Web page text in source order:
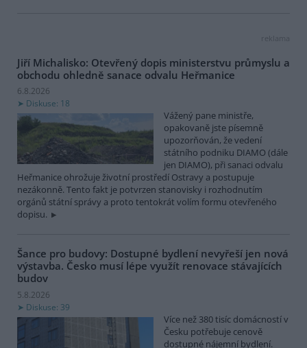
reklama
Jiří Michalisko: Otevřený dopis ministerstvu průmyslu a
obchodu ohledně sanace odvalu Heřmanice
6.8.2026
Diskuse: 18
Vážený pane ministře,
opakovaně jste písemně
upozorňován, že vedení
státního podniku DIAMO (dále
jen DIAMO), při sanaci odvalu
Heřmanice ohrožuje životní prostředí Ostravy a postupuje
nezákonně. Tento fakt je potvrzen stanovisky i rozhodnutím
orgánů státní správy a proto tentokrát volím formu otevřeného
dopisu.
Šance pro budovy: Dostupné bydlení nevyřeší jen nová
výstavba. Česko musí lépe využít renovace stávajících
budov
5.8.2026
Diskuse: 39
Více než 380 tisíc domácností v
Česku potřebuje cenově
dostupné nájemní bydlení.